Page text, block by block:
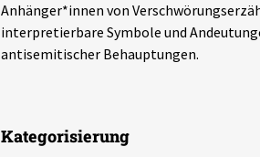
Anhänger*innen von
interpretierbare Symbole und
antisemitischer Behauptungen.
Kategorisierung